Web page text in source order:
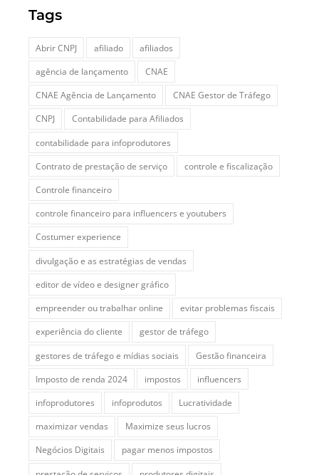
Tags
Abrir CNPJ afiliado
afiliados
agência de lançamento
CNAE
CNAE Agência de Lançamento
CNAE Gestor de Tráfego
CNPJ
Contabilidade para Afiliados
contabilidade para infoprodutores
Contrato de prestação de serviço
controle e fiscalização
Controle financeiro
controle financeiro para influencers e youtubers
Costumer experience
divulgação e as estratégias de vendas
editor de vídeo e designer gráfico
empreender ou trabalhar online
evitar problemas fiscais
experiência do cliente
gestor de tráfego
gestores de tráfego e mídias sociais
Gestão financeira
Imposto de renda 2024
impostos
influencers
infoprodutores
infoprodutos
Lucratividade
maximizar vendas
Maximize seus lucros
Negócios Digitais
pagar menos impostos